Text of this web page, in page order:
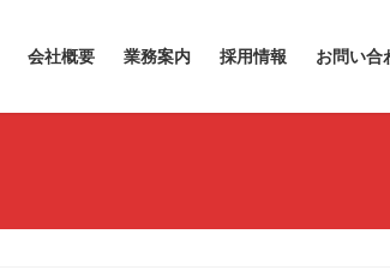
会社概要 業務案内 採用情報 お問い合